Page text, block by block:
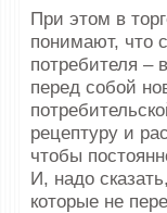
При этом в
понимают, что
потребителя –
перед собой
рецептуру и
чтобы
И, надо
которые не